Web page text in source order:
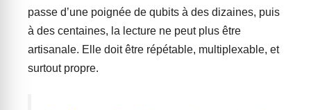
passe d’une poignée de qubits à des dizaines, puis
à des centaines, la lecture ne peut plus être
artisanale. Elle doit être répétable, multiplexable, et
surtout propre.